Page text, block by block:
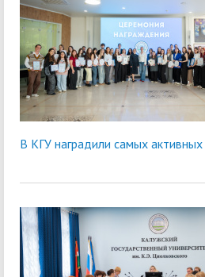
В КГУ наградили самых